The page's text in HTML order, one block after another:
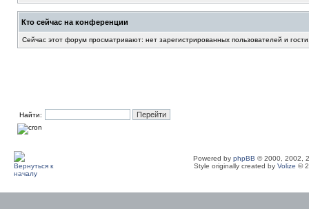
Кто сейчас на конференции
Сейчас этот форум просматривают: нет зарегистрированных пользователей и
Найти:
Powered by phpBB © 2000, 2002,
Style originally created by Volize ©